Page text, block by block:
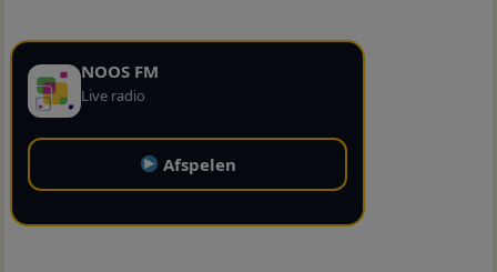
NOOS FM
Live radio
Afspelen